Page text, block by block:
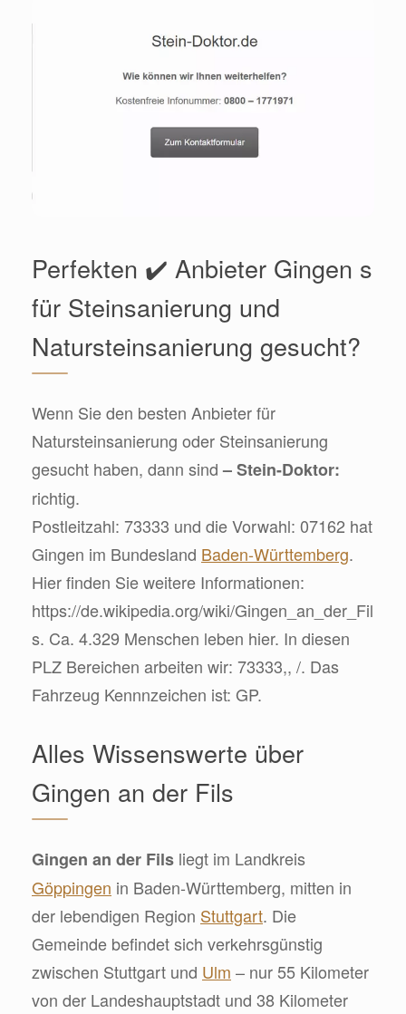
Perfekten ✔️ Anbieter Gingen s
für Steinsanierung und
Natursteinsanierung gesucht?
Wenn Sie den besten Anbieter für
Natursteinsanierung oder Steinsanierung
gesucht haben, dann sind– Stein-Doktor:
richtig.
Postleitzahl: 73333 und die Vorwahl: 07162 hat
Gingen im Bundesland Baden-Württemberg.
Hier finden Sie weitere Informationen:
https://de.wikipedia.org/wiki/Gingen_an_der_Fil
s. Ca. 4.329 Menschen leben hier. In diesen
PLZ Bereichen arbeiten wir: 73333,, /. Das
Fahrzeug Kennnzeichen ist: GP.
Alles Wissenswerte über
Gingen an der Fils
Gingen an der Fils liegt im Landkreis
Göppingen in Baden-Württemberg, mitten in
der lebendigen Region Stuttgart. Die
Gemeinde befindet sich verkehrsgünstig
zwischen Stuttgart und Ulm – nur 55 Kilometer
von der Landeshauptstadt und 38 Kilometer